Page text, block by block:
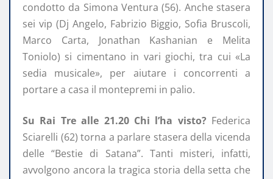
condotto da Simona Ventura (56). Anche stasera
sei vip (Dj Angelo, Fabrizio Biggio, Sofia Bruscoli,
Marco Carta, Jonathan Kashanian e Melita
Toniolo) si cimentano in vari giochi, tra cui «La
sedia musicale», per aiutare i concorrenti a
portare a casa il montepremi in palio.
Su Rai Tre alle 21.20 Chi l’ha visto? Federica
Sciarelli (62) torna a parlare stasera della vicenda
delle “Bestie di Satana”. Tanti misteri, infatti,
avvolgono ancora la tragica storia della setta che